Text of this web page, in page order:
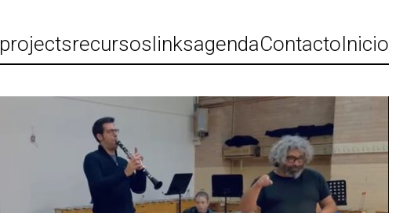
projectsrecursoslinksagendaContactoInicio